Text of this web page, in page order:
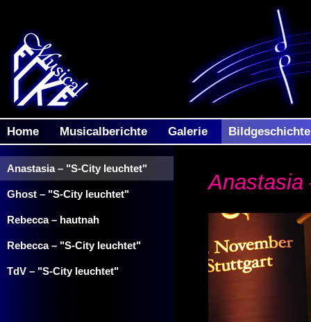
Home Musicalberichte Galerie
Anastasia – "S-City leuchtet"
Ghost – "S-City leuchtet"
Rebecca – hautnah
Rebecca – "S-City leuchtet"
TdV – "S-City leuchtet"
Anastasia